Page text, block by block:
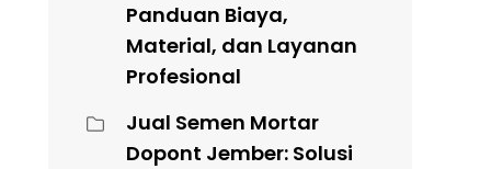
Panduan Biaya,
Material, dan Layanan
Profesional
Jual Semen Mortar
Dopont Jember: Solusi